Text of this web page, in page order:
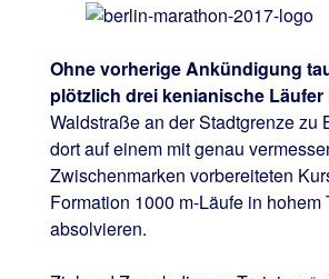
Ohne vorherige Ankündigung
plötzlich drei kenianische Läufer
Waldstraße an der Stadtgrenze zu
dort auf einem mit genau
Zwischenmarken vorbereiteten
Formation 1000 m-Läufe in hohem
absolvieren.